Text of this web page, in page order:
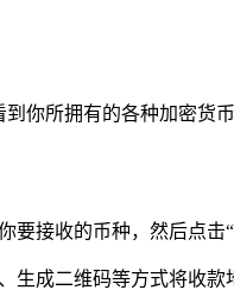
你所拥有的各种加密货
要接收的币种，然后点击
生成二维码等方式将收